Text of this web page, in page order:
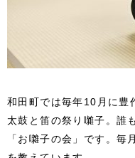
和田町では毎年10月に豊
太鼓と笛の祭り囃子。誰
「お囃子の会」です。